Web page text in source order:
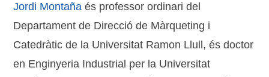
Jordi Montaña és professor ordinari del
Departament de Direcció de Màrqueting i
Catedràtic de la Universitat Ramon Llull, és doctor
en Enginyeria Industrial per la Universitat